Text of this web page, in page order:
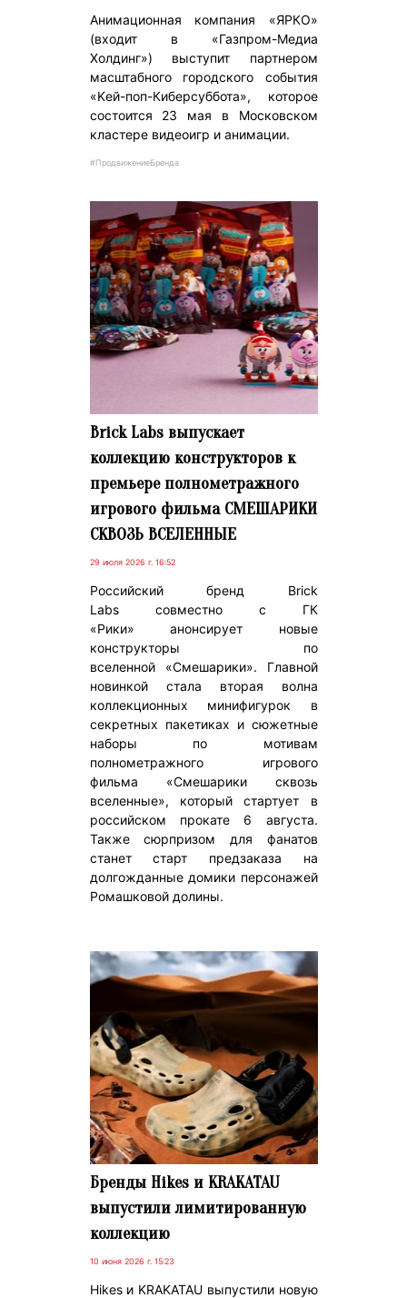
Анимационная компания «ЯРКО»
(входит в «Газпром-Медиа
Холдинг») выступит партнером
масштабного городского события
«Kей-поп-Киберсуббота», которое
состоится 23 мая в Московском
кластере видеоигр и анимации.
#ПродвижениеБренда
Brick Labs выпускает
коллекцию конструкторов к
премьере полнометражного
игрового фильма СМЕШАРИКИ
СКВОЗЬ ВСЕЛЕННЫЕ
29 июля 2026 г. 16:52
Российский бренд Brick
Labs совместно с ГК
«Рики» анонсирует новые
конструкторы по
вселенной «Смешарики». Главной
новинкой стала вторая волна
коллекционных минифигурок в
секретных пакетиках и сюжетные
наборы по мотивам
полнометражного игрового
фильма «Смешарики сквозь
вселенные», который стартует в
российском прокате 6 августа.
Также сюрпризом для фанатов
станет старт предзаказа на
долгожданные домики персонажей
Ромашковой долины.
Бренды Hikes и KRAKATAU
выпустили лимитированную
коллекцию
10 июня 2026 г. 15:23
Hikes и KRAKATAU выпустили новую